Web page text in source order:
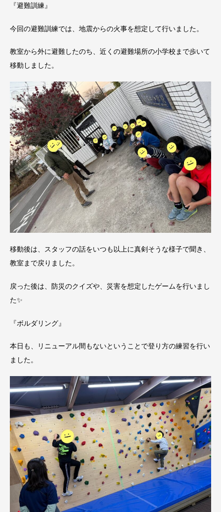
『避難訓練』
今回の避難訓練では、地震からの火事を想定して行いました。
教室から外に避難したのち、近くの避難場所の小学校まで歩いて
移動しました。
移動後は、スタッフの話をいつも以上に真剣そうな様子で聞き、
教室まで戻りました。
戻った後は、防災のクイズや、災害を想定したゲームを行いまし
た✨
『ボルダリング』
本日も、リニューアル間もないということで登り方の練習を行い
ました。